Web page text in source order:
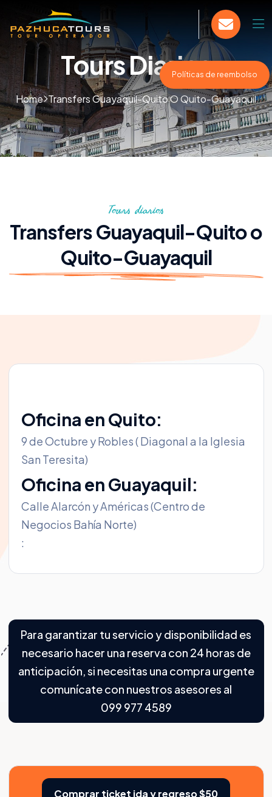
Tours Diarios
Home Transfers Guayaquil-Quito O Quito-Guayaquil
Tours diarios
Transfers Guayaquil-Quito o
Quito-Guayaquil
Oficina en Quito:
9 de Octubre y Robles ( Diagonal a la Iglesia
San Teresita)
Oficina en Guayaquil:
Calle Alarcón y Américas (Centro de
Negocios Bahía Norte)
:
Para garantizar tu servicio y disponibilidad es
necesario hacer una reserva con 24 horas de
anticipación, si necesitas una compra urgente
comunícate con nuestros asesores al
099 977 4589
Comprar ticket ida y regreso $50
Políticas de reembolso